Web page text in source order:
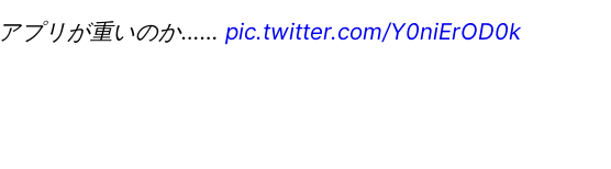
プリが重いのか…… pic.twitter.com/Y0niErOD0k